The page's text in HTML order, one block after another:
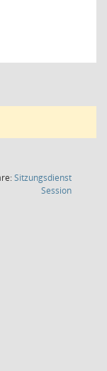
Sitzungsdienst
Session(Wird in